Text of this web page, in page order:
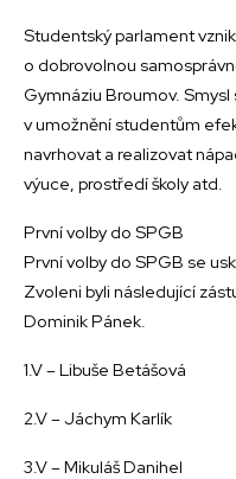
Studentský parlament
o dobrovolnou
Gymnáziu Broumov.
v umožnění studentům
navrhovat a realizovat
výuce, prostředí školy atd.
První volby do SPGB
První volby do SPGB se
Zvoleni byli následující
Dominik Pánek.
1.V – Libuše Betášová
2.V – Jáchym Karlík
3.V – Mikuláš Danihel